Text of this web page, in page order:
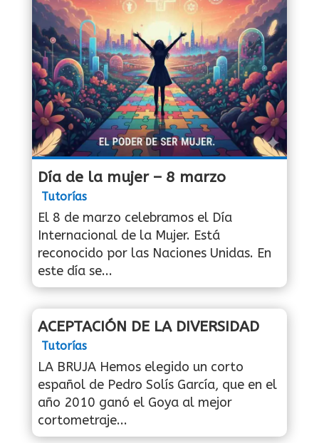
Día de la mujer – 8 marzo
Tutorías
El 8 de marzo celebramos el Día
Internacional de la Mujer. Está
reconocido por las Naciones Unidas. En
este día se...
ACEPTACIÓN DE LA DIVERSIDAD
Tutorías
LA BRUJA Hemos elegido un corto
español de Pedro Solís García, que en el
año 2010 ganó el Goya al mejor
cortometraje...